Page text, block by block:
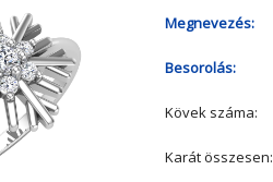
Megnevezés:
Besorolás:
Kövek száma:
Karát összesen: